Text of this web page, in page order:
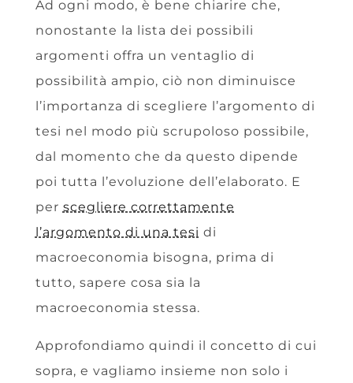
Ad ogni modo, è bene chiarire che,
nonostante la lista dei possibili
argomenti offra un ventaglio di
possibilità ampio, ciò non diminuisce
l’importanza di scegliere l’argomento di
tesi nel modo più scrupoloso possibile,
dal momento che da questo dipende
poi tutta l’evoluzione dell’elaborato. E
per scegliere correttamente
l’argomento di una tesi di
macroeconomia bisogna, prima di
tutto, sapere cosa sia la
macroeconomia stessa.
Approfondiamo quindi il concetto di cui
sopra, e vagliamo insieme non solo i